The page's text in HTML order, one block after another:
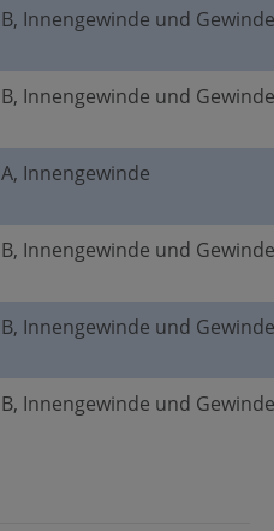
B, Innengewinde und
B, Innengewinde und
A, Innengewinde
B, Innengewinde und
B, Innengewinde und
B, Innengewinde und